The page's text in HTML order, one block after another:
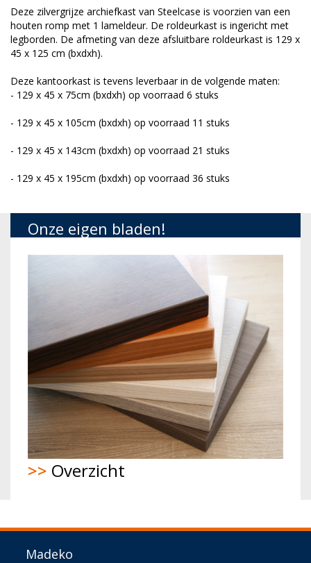
Deze zilvergrijze archiefkast van Steelcase is voorzien van een
houten romp met 1 lameldeur. De roldeurkast is ingericht met
legborden. De afmeting van deze afsluitbare roldeurkast is 129 x
45 x 125 cm (bxdxh).
Deze kantoorkast is tevens leverbaar in de volgende maten:
- 129 x 45 x 75cm (bxdxh) op voorraad 6 stuks
- 129 x 45 x 105cm (bxdxh) op voorraad 11 stuks
- 129 x 45 x 143cm (bxdxh) op voorraad 21 stuks
- 129 x 45 x 195cm (bxdxh) op voorraad 36 stuks
Onze eigen bladen!
>> Overzicht
Madeko